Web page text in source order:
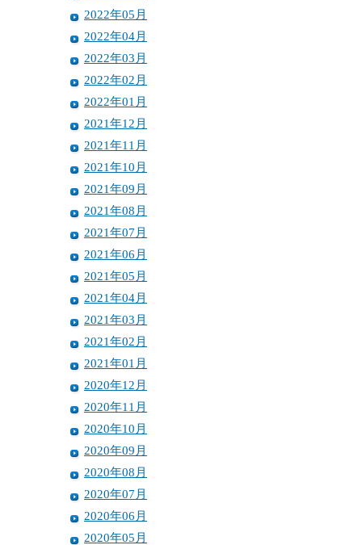
2022年05月
2022年04月
2022年03月
2022年02月
2022年01月
2021年12月
2021年11月
2021年10月
2021年09月
2021年08月
2021年07月
2021年06月
2021年05月
2021年04月
2021年03月
2021年02月
2021年01月
2020年12月
2020年11月
2020年10月
2020年09月
2020年08月
2020年07月
2020年06月
2020年05月